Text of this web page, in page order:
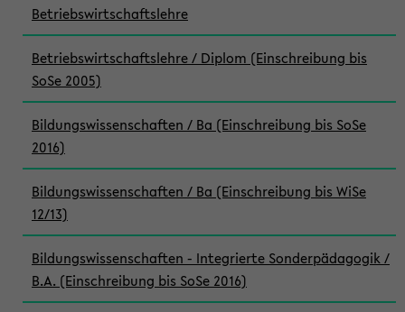
Betriebswirtschaftslehre
Betriebswirtschaftslehre / Diplom (Einschreibung bis
SoSe 2005)
Bildungswissenschaften / Ba (Einschreibung bis SoSe
2016)
Bildungswissenschaften / Ba (Einschreibung bis WiSe
12/13)
Bildungswissenschaften - Integrierte Sonderpädagogik /
B.A. (Einschreibung bis SoSe 2016)